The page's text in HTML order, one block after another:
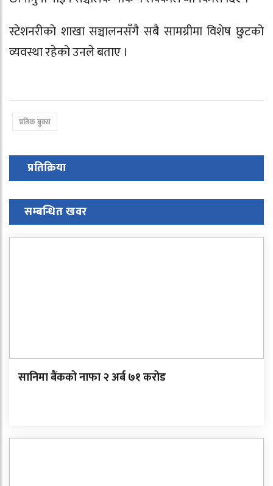
स्टेशनरीको शाखा सञ्चालनसँगै सबै सामग्रीमा विशेष छुटको
व्यवस्था रहेको उनले बताए ।
प्रतिक बुक्स
प्रतिक्रिया
सम्बन्धित खवर
सानिमा बैंकको नाफा २ अर्ब ७१ करोड